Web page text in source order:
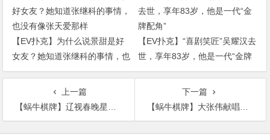
【EV扑克】为什么说景甜是好
女友？她知道张继科的事情，也
没有像张天爱那样
【EV扑克】“喜剧笑匠”吴耀汉去
世，享年83岁，他是一代“金牌
配角”
上一篇
【蜗牛棋牌】辽视春晚星光熠熠闪亮2021 黄景瑜霍尊或将加盟
下一篇
【蜗牛棋牌】大张伟献唱《新神榜：哪吒重生》推广曲
文